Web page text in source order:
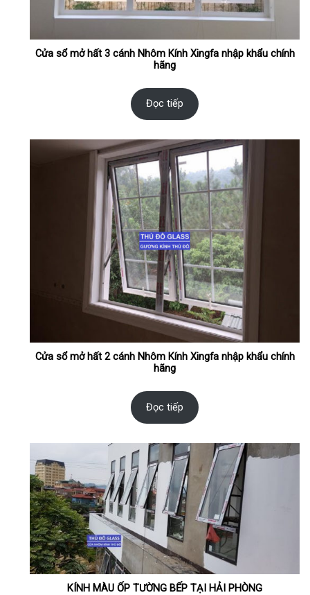
Cửa sổ mở hất 3 cánh Nhôm Kính Xingfa nhập khẩu chính
hãng
Đọc tiếp
Cửa sổ mở hất 2 cánh Nhôm Kính Xingfa nhập khẩu chính
hãng
Đọc tiếp
KÍNH MÀU ỐP TƯỜNG BẾP TẠI HẢI PHÒNG